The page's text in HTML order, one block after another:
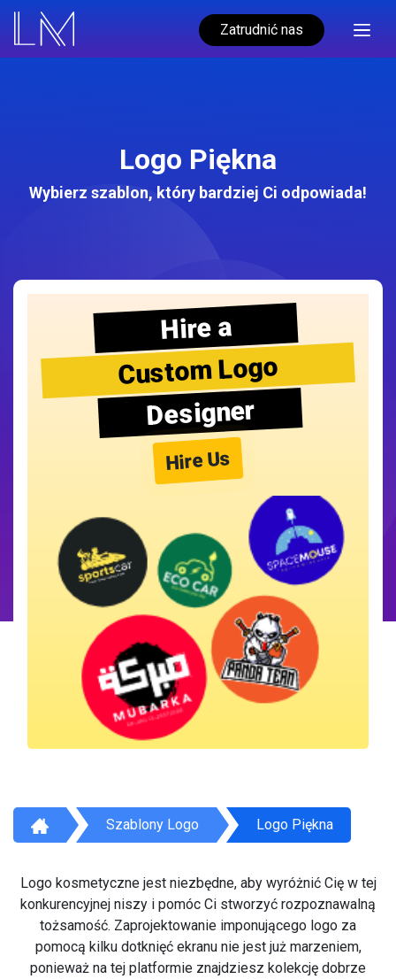
Zatrudnić nas
Logo Piękna
Wybierz szablon, który bardziej Ci odpowiada!
Hire a
Custom Logo
Designer
Hire Us
Szablony Logo Logo Piękna
Logo kosmetyczne jest niezbędne, aby wyróżnić Cię w tej
konkurencyjnej niszy i pomóc Ci stworzyć rozpoznawalną
tożsamość. Zaprojektowanie imponującego logo za
pomocą kilku dotknięć ekranu nie jest już marzeniem,
ponieważ na tej platformie znajdziesz kolekcję dobrze